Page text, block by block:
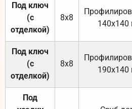
Под ключ
(с
отделкой)
8х8
Под ключ
(с
отделкой)
8х8
Под